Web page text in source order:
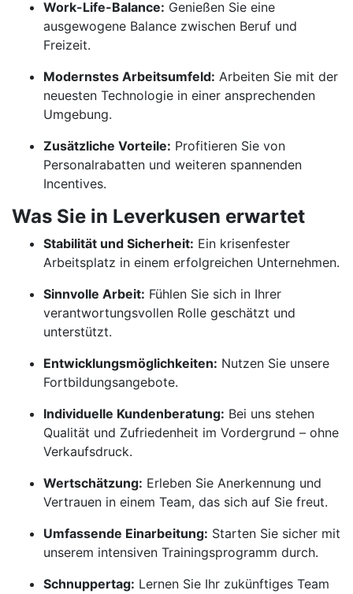
Work-Life-Balance: Genießen Sie eine
ausgewogene Balance zwischen Beruf und
Freizeit.
Modernstes Arbeitsumfeld: Arbeiten Sie mit der
neuesten Technologie in einer ansprechenden
Umgebung.
Zusätzliche Vorteile: Profitieren Sie von
Personalrabatten und weiteren spannenden
Incentives.
Was Sie in Leverkusen erwartet
Stabilität und Sicherheit: Ein krisenfester
Arbeitsplatz in einem erfolgreichen Unternehmen.
Sinnvolle Arbeit: Fühlen Sie sich in Ihrer
verantwortungsvollen Rolle geschätzt und
unterstützt.
Entwicklungsmöglichkeiten: Nutzen Sie unsere
Fortbildungsangebote.
Individuelle Kundenberatung: Bei uns stehen
Qualität und Zufriedenheit im Vordergrund – ohne
Verkaufsdruck.
Wertschätzung: Erleben Sie Anerkennung und
Vertrauen in einem Team, das sich auf Sie freut.
Umfassende Einarbeitung: Starten Sie sicher mit
unserem intensiven Trainingsprogramm durch.
Schnuppertag: Lernen Sie Ihr zukünftiges Team